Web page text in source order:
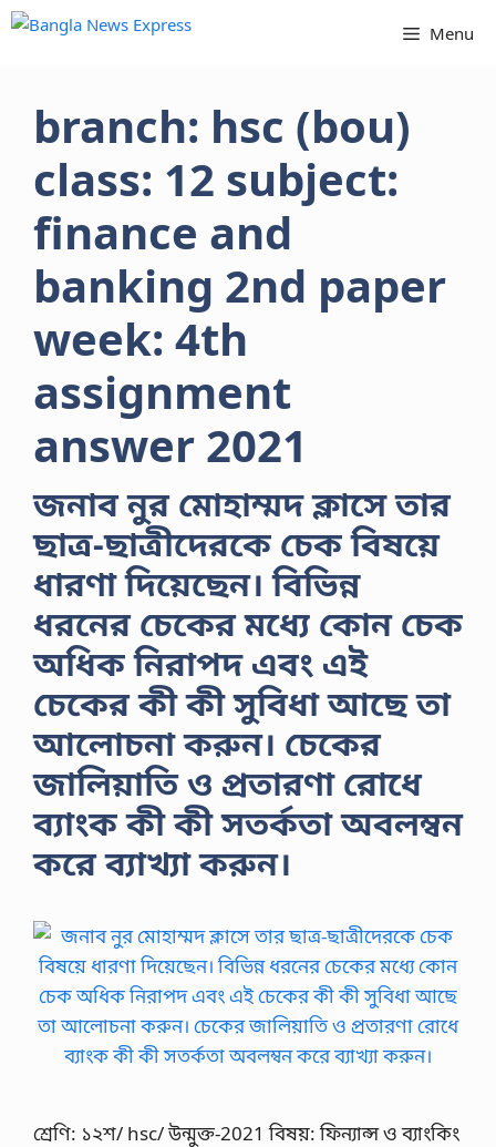
Skip
Menu
branch: hsc (bou)
class: 12 subject:
finance and
banking 2nd paper
week: 4th
assignment
answer 2021
জনাব নুর মােহাম্মদ ক্লাসে তার
ছাত্র-ছাত্রীদেরকে চেক বিষয়ে
ধারণা দিয়েছেন। বিভিন্ন
ধরনের চেকের মধ্যে কোন চেক
অধিক নিরাপদ এবং এই
চেকের কী কী সুবিধা আছে তা
আলােচনা করুন। চেকের
জালিয়াতি ও প্রতারণা রােধে
ব্যাংক কী কী সতর্কতা অবলম্বন
করে ব্যাখ্যা করুন।
শ্রেণি: ১২শ/ hsc/ উন্মুক্ত-2021 বিষয়: ফিন্যান্স ও ব্যাংকিং